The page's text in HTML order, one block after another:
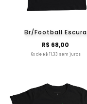
Br/Football Escura
R$ 68,00
6x de R$ 11,33 sem juros